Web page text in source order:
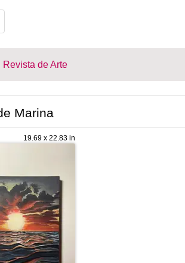
Revista de Arte
Marina
19.69 x 22.83 in